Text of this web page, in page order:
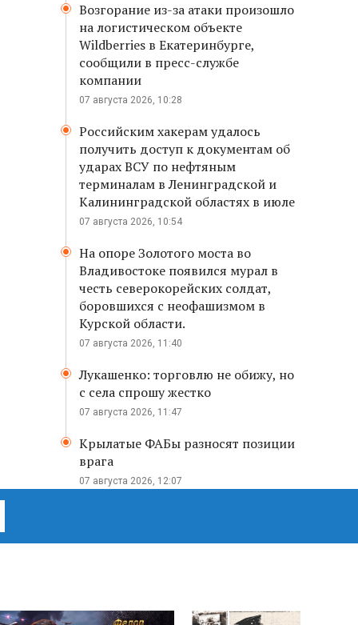
Возгорание из-за атаки произошло
на логистическом объекте
Wildberries в Екатеринбурге,
сообщили в пресс-службе
компании
07 августа 2026, 10:28
Российским хакерам удалось
получить доступ к документам об
ударах ВСУ по нефтяным
терминалам в Ленинградской и
Калининградской областях в июле
07 августа 2026, 10:54
На опоре Золотого моста во
Владивостоке появился мурал в
честь северокорейских солдат,
боровшихся с неофашизмом в
Курской области.
07 августа 2026, 11:40
Лукашенко: торговлю не обижу, но
с села спрошу жестко
07 августа 2026, 11:47
Крылатые ФАБы разносят позиции
врага
07 августа 2026, 12:07